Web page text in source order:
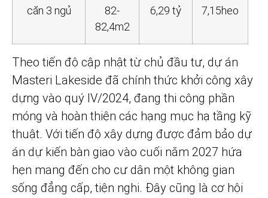
căn 3 ngủ
82-
82,4m2
6,29 tỷ 7,15heo
Theo tiến độ cập nhật từ chủ đầu tư, dự án
Masteri Lakeside đã chính thức khởi công xây
dựng vào quý IV/2024, đang thi công phần
móng và hoàn thiện các hạng mục hạ tầng kỹ
thuật. Với tiến độ xây dựng được đảm bảo dự
án dự kiến bàn giao vào cuối năm 2027 hứa
hẹn mang đến cho cư dân một không gian
sống đẳng cấp, tiện nghi. Đây cũng là cơ hội